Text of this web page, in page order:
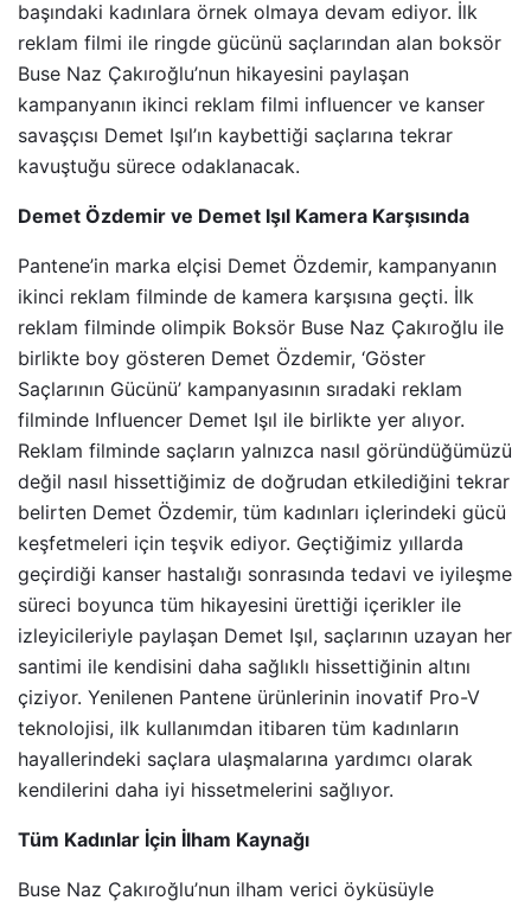
başındaki kadınlara örnek olmaya devam ediyor. İlk
reklam filmi ile ringde gücünü saçlarından alan boksör
Buse Naz Çakıroğlu’nun hikayesini paylaşan
kampanyanın ikinci reklam filmi influencer ve kanser
savaşçısı Demet Işıl’ın kaybettiği saçlarına tekrar
kavuştuğu sürece odaklanacak.
Demet Özdemir ve Demet Işıl Kamera Karşısında
Pantene’in marka elçisi Demet Özdemir, kampanyanın
ikinci reklam filminde de kamera karşısına geçti. İlk
reklam filminde olimpik Boksör Buse Naz Çakıroğlu ile
birlikte boy gösteren Demet Özdemir, ‘Göster
Saçlarının Gücünü’ kampanyasının sıradaki reklam
filminde Influencer Demet Işıl ile birlikte yer alıyor.
Reklam filminde saçların yalnızca nasıl göründüğümüzü
değil nasıl hissettiğimiz de doğrudan etkilediğini tekrar
belirten Demet Özdemir, tüm kadınları içlerindeki gücü
keşfetmeleri için teşvik ediyor. Geçtiğimiz yıllarda
geçirdiği kanser hastalığı sonrasında tedavi ve iyileşme
süreci boyunca tüm hikayesini ürettiği içerikler ile
izleyicileriyle paylaşan Demet Işıl, saçlarının uzayan her
santimi ile kendisini daha sağlıklı hissettiğinin altını
çiziyor. Yenilenen Pantene ürünlerinin inovatif Pro-V
teknolojisi, ilk kullanımdan itibaren tüm kadınların
hayallerindeki saçlara ulaşmalarına yardımcı olarak
kendilerini daha iyi hissetmelerini sağlıyor.
Tüm Kadınlar İçin İlham Kaynağı
Buse Naz Çakıroğlu’nun ilham verici öyküsüyle